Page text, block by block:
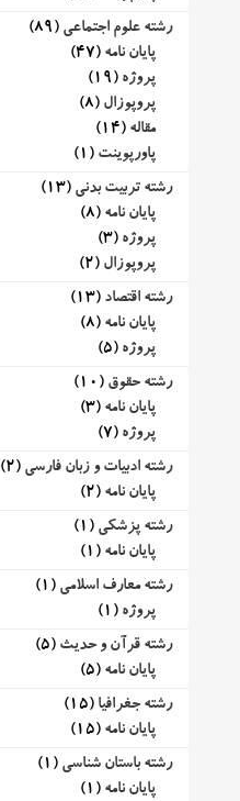
رشته علوم اجتماعی (89)
پایان نامه (47)
پروژه (19)
پروپوزال (8)
مقاله (14)
پاورپوینت (1)
رشته تربیت بدنی (13)
پایان نامه (8)
پروژه (3)
پروپوزال (2)
رشته اقتصاد (13)
پایان نامه (8)
پروژه (5)
رشته حقوق (10)
پایان نامه (3)
پروژه (7)
رشته ادبیات و زبان فارسی (2)
پایان نامه (2)
رشته پزشکی (1)
پایان نامه (1)
رشته معارف اسلامی (1)
پروژه (1)
رشته قرآن و حدیث (5)
پایان نامه (5)
رشته جغرافیا (15)
پایان نامه (15)
رشته باستان شناسی (1)
پایان نامه (1)